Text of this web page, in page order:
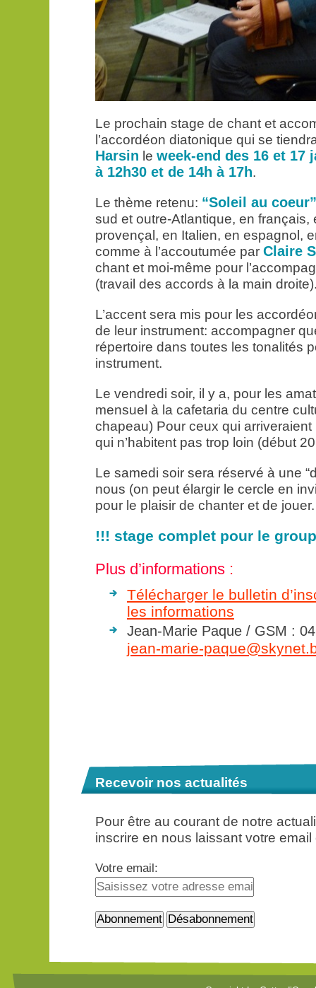
Le prochain stage de chant et
l’accordéon diatonique qui se
Harsin le week-end des 16 et 17
à 12h30 et de 14h à 17h.
Le thème retenu: “Soleil au coeur”
sud et outre-Atlantique, en français,
provençal, en Italien, en espagnol,
comme à l’accoutumée par Claire
chant et moi-même pour
(travail des accords à la main
L’accent sera mis pour les
de leur instrument: accompagner
répertoire dans toutes les tonalités
instrument.
Le vendredi soir, il y a, pour les
mensuel à la cafetaria du centre
chapeau) Pour ceux qui
qui n’habitent pas trop loin (début
Le samedi soir sera réservé à une
nous (on peut élargir le cercle en
pour le plaisir de chanter et de jouer.
!!! stage complet pour le
Plus d’informations :
Télécharger le bulletin
les informations
Jean-Marie Paque / GSM :
jean-­marie-­
Recevoir nos actualités
Pour être au courant de notre
inscrire en nous laissant votre
Votre email: